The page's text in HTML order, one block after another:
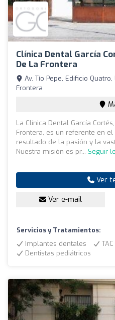
Clínica Dental García
De La Frontera
Av. Tío Pepe, Edificio
Frontera
La Clínica Dental García
Frontera, es un referente en
resultado de la pasión y la
Nuestra misión es pr... Seguir
Ver
Ver e-mail
Servicios y Tratamientos:
Implantes dentales
Dentistas pediátricos